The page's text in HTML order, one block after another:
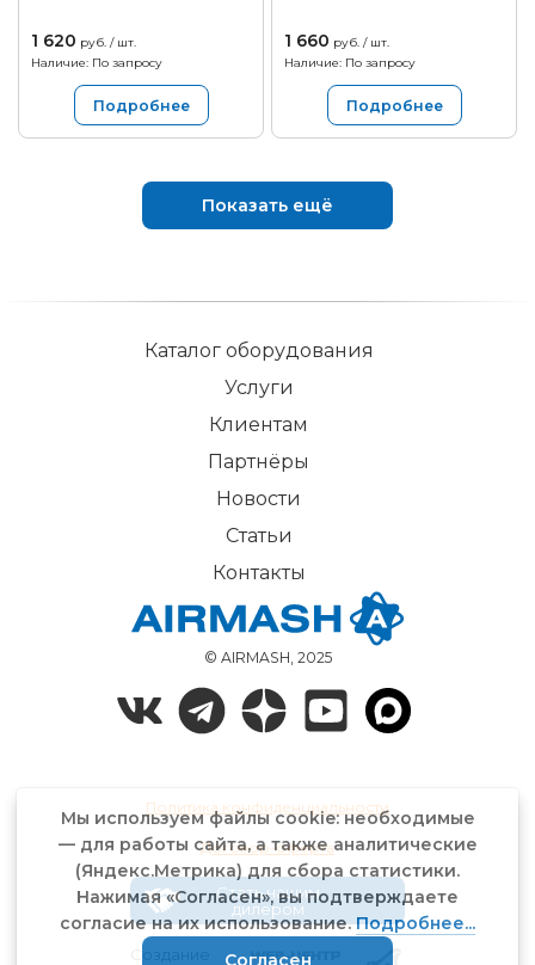
1 620 руб. / шт.
Наличие: По запросу
Подробнее
1 660 руб. / шт.
Наличие: По запросу
Подробнее
Показать ещё
© AIRMASH, 2025
Каталог оборудования
Услуги
Клиентам
Партнёры
Новости
Статьи
Контакты
Политика конфиденциальности
Договор-оферта
Стать нашим
дилером
Мы используем файлы cookie: необходимые
— для работы сайта, а также аналитические
(Яндекс.Метрика) для сбора статистики.
Нажимая «Согласен», вы подтверждаете
согласие на их использование.Подробнее...
Согласен